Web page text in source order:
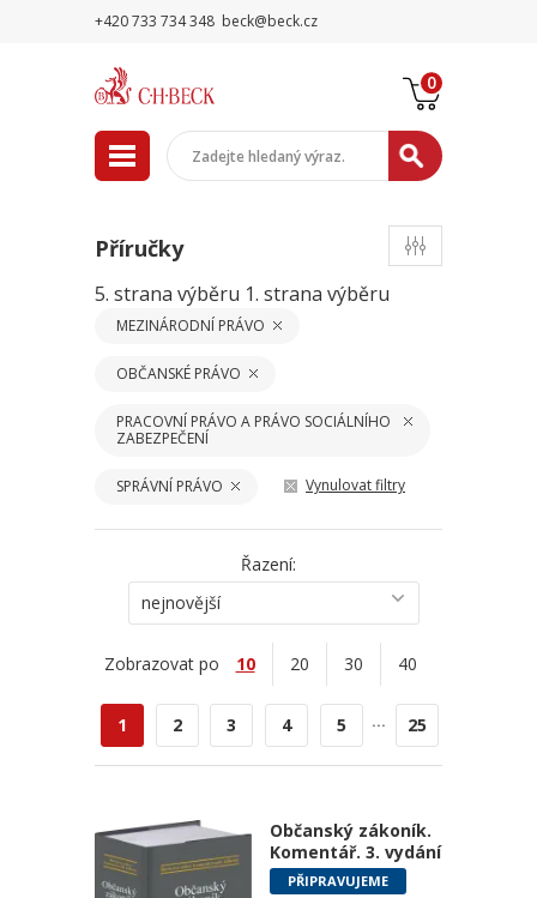
+420 733 734 348 beck@beck.cz
0
Příručky
5. strana výběru 1. strana výběru
MEZINÁRODNÍ PRÁVO
OBČANSKÉ PRÁVO
PRACOVNÍ PRÁVO A PRÁVO SOCIÁLNÍHO
ZABEZPEČENÍ
SPRÁVNÍ PRÁVO Vynulovat filtry
Řazení:
nejnovější
Zobrazovat po 10 20 30 40
1 2 3 4 5 ... 25
Občanský zákoník.
Komentář. 3. vydání
PŘIPRAVUJEME